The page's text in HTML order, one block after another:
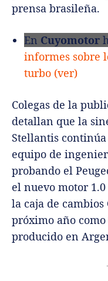
prensa brasileña.
En Cuyomotor
informes sobre
turbo (ver)
Colegas de la
detallan que la
Stellantis
equipo de
probando el
el nuevo motor
la caja de
próximo año
producido en